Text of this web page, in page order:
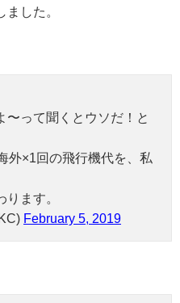
した。
〜って聞くとウソだ！と
外×1回の飛行機代を、私
ます。
February 5, 2019